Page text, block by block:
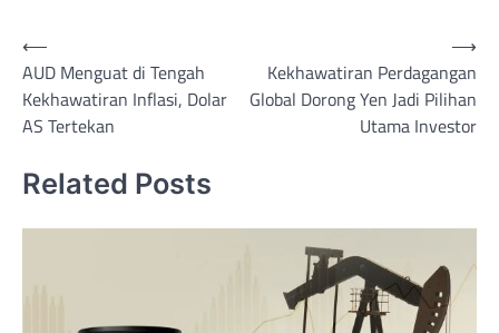
Post
navigation
⟵
AUD Menguat di Tengah
Kekhawatiran Inflasi, Dolar
AS Tertekan
Kekhawatiran Perdagangan
Global Dorong Yen Jadi Pilihan
Utama Investor
⟶
Related Posts